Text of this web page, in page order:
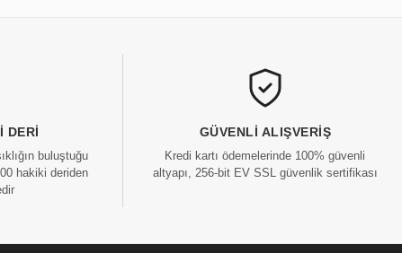
DERI
buluştuğu
hakiki deriden
GÜVENLI ALIŞVERIŞ
Kredi kartı ödemelerinde 100% güvenli
altyapı, 256-bit EV SSL güvenlik sertifikası